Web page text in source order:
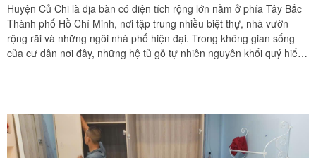
Huyện Củ Chi là địa bàn có diện tích rộng lớn nằm ở phía Tây Bắc
Thành phố Hồ Chí Minh, nơi tập trung nhiều biệt thự, nhà vườn
rộng rãi và những ngôi nhà phố hiện đại. Trong không gian sống
của cư dân nơi đây, những hệ tủ gỗ tự nhiên nguyên khối quý hiếm
này luôn là một bài toán kỹ thuật cực kỳ nan giải. Quãng đường dài
từ 30 km đến hơn 45 km qua các trục lộ lớn nhiều dằn xóc như
Quốc lộ 22 luôn tiềm ẩn nhiều rủi ro va quẹt làm nứt mẻ hoặc sứt